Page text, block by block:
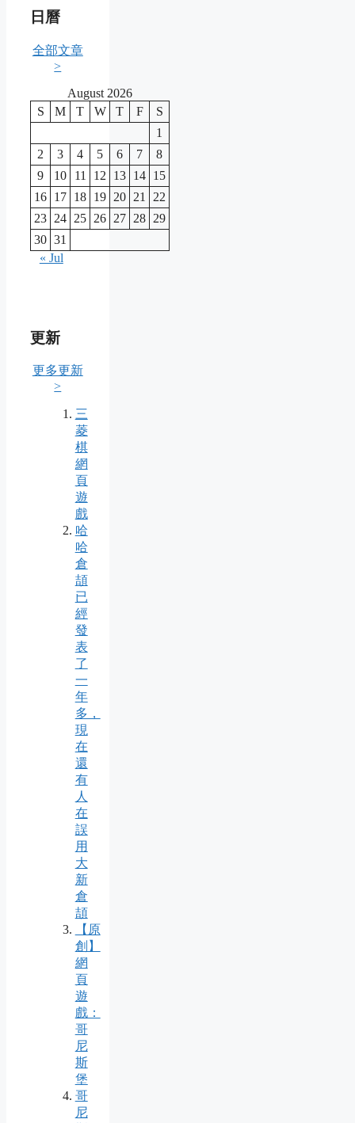
日曆
全部文章
>
August 2026
S
M T W T F
S
1
2
3 4 5 6 7
8
9
10 11 12 13 14 15
16 17 18 19 20 21
22
23 24 25 26 27 28 29
30 31
« Jul
更新
更多更新
>
三
菱
棋
網
頁
遊
戲
哈
哈
倉
頡
已
經
發
表
了
一
年
多，
現
在
還
有
人
在
誤
用
大
新
倉
頡
【原
創】
網
頁
遊
戲：
哥
尼
斯
堡
哥
尼